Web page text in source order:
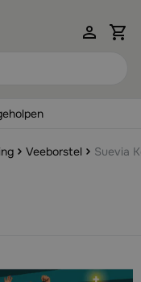
Veeborstel Suevia